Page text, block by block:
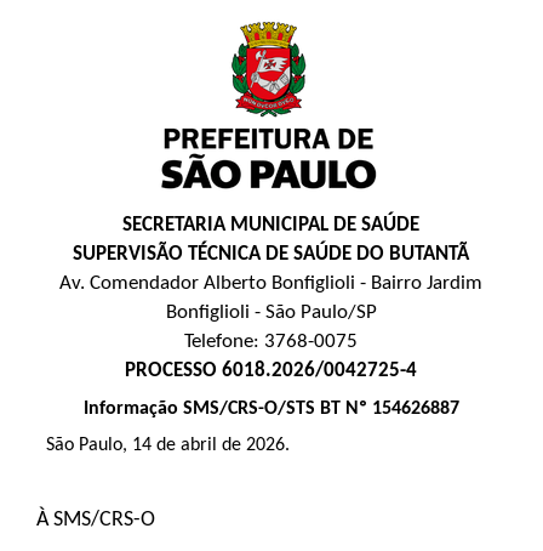
SECRETARIA MUNICIPAL DE SAÚDE
SUPERVISÃO TÉCNICA DE SAÚDE DO BUTANTÃ
Av. Comendador Alberto Bonfiglioli - Bairro Jardim
Bonfiglioli - São Paulo/SP
Telefone: 3768-0075
PROCESSO 6018.2026/0042725-4
Informação SMS/CRS-O/STS BT Nº 154626887
São Paulo, 14 de abril de 2026.
À SMS/CRS-O